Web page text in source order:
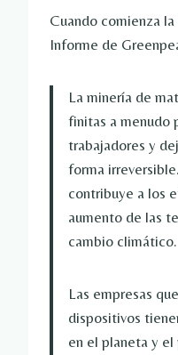
Cuando comienza
Informe de
La minería de
finitas a menudo
trabajadores y
forma
contribuye a los
aumento de las
cambio climático.
Las empresas
dispositivos
en el planeta y